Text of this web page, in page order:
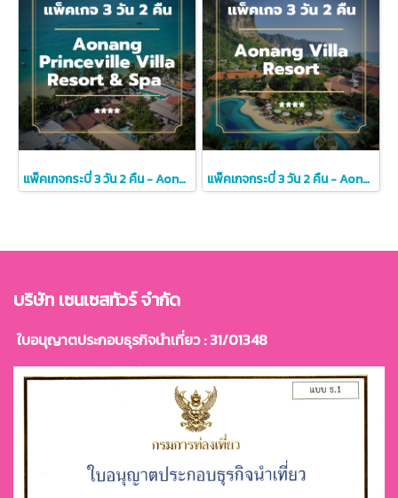
แพ็คเกจกระบี่ 3 วัน 2 คืน - Aonang Princeville Villa Resort & Spa (4-star) แพ็คเกจกระบี่ 3 วัน 2 คืน - Aonang Villa Resort (4-star)
บริษัท เซนเซสทัวร์ จำกัด
ใบอนุญาตประกอบธุรกิจนำเที่ยว : 31/01348